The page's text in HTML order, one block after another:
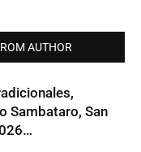
AUTHOR
Sambataro, San